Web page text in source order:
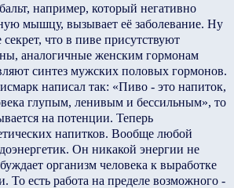
например, который негативно
мышцу, вызывает её заболевание. Ну
что в пиве присутствуют
аналогичные женским гормонам
синтез мужских половых гормонов.
написал так: «Пиво - это напиток,
глупым, ленивым и бессильным», то
на потенции. Теперь
напитков. Вообще любой
Он никакой энергии не
организм человека к выработке
То есть работа на пределе возможного -